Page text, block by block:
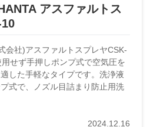
アスファルトス
会社)アスファルトスプレヤCSK-
せず手押しポンプ式で空気圧を
した手軽なタイプです。洗浄液
式で、ノズル目詰まり防止用洗
2024.12.16